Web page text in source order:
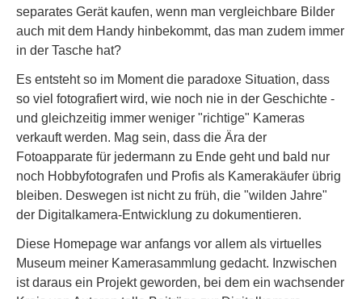
separates Gerät kaufen, wenn man vergleichbare Bilder
auch mit dem Handy hinbekommt, das man zudem immer
in der Tasche hat?
Es entsteht so im Moment die paradoxe Situation, dass
so viel fotografiert wird, wie noch nie in der Geschichte -
und gleichzeitig immer weniger "richtige" Kameras
verkauft werden. Mag sein, dass die Ära der
Fotoapparate für jedermann zu Ende geht und bald nur
noch Hobbyfotografen und Profis als Kamerakäufer übrig
bleiben. Deswegen ist nicht zu früh, die "wilden Jahre"
der Digitalkamera-Entwicklung zu dokumentieren.
Diese Homepage war anfangs vor allem als virtuelles
Museum meiner Kamerasammlung gedacht. Inzwischen
ist daraus ein Projekt geworden, bei dem ein wachsender